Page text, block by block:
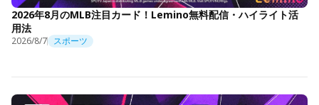
2026年8月のMLB注目カード！Lemino無料配信・ハイライト活
用法
2026/8/7 スポーツ